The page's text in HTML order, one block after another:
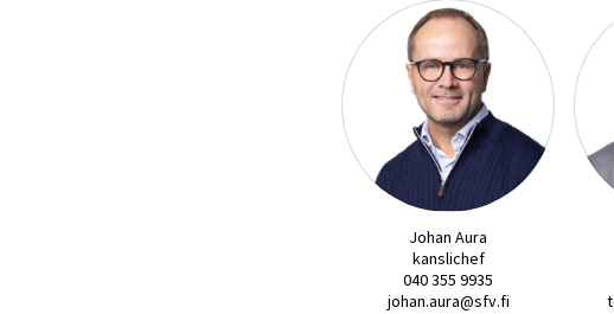
Johan Aura
kanslichef
040 355 9935
johan.aura@sfv.fi